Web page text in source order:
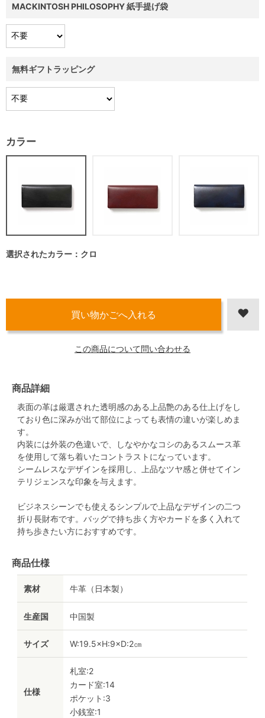
MACKINTOSH PHILOSOPHY 紙手提げ袋
無料ギフトラッピング
カラー
選択されたカラー：クロ
この商品について問い合わせる
商品詳細
表面の革は厳選された透明感のある上品艶のある仕上げをし
ており色に深みが出て部位によっても表情の違いが楽しめま
す。
内装には外装の色違いで、しなやかなコシのあるスムース革
を使用して落ち着いたコントラストになっています。
シームレスなデザインを採用し、上品なツヤ感と併せてイン
テリジェンスな印象を与えます。
ビジネスシーンでも使えるシンプルで上品なデザインの二つ
折り長財布です。バッグで持ち歩く方やカードを多く入れて
持ち歩きたい方におすすめです。
商品仕様
素材 牛革（日本製）
生産国 中国製
サイズ W:19.5×H:9×D:2㎝
仕様
札室:2
カード室:14
ポケット:3
小銭室:1